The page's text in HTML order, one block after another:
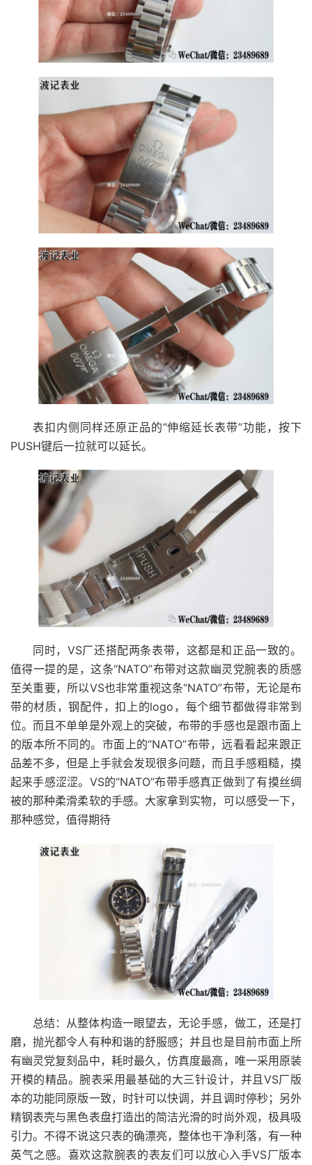
表扣内侧同样还原正品的“伸缩延长表带”功能，按下
PUSH键后一拉就可以延长。
同时，VS厂还搭配两条表带，这都是和正品一致的。
值得一提的是，这条“NATO”布带对这款幽灵党腕表的质感
至关重要，所以VS也非常重视这条“NATO”布带，无论是布
带的材质，钢配件，扣上的logo，每个细节都做得非常到
位。而且不单单是外观上的突破，布带的手感也是跟市面上
的版本所不同的。市面上的“NATO”布带，远看看起来跟正
品差不多，但是上手就会发现很多问题，而且手感粗糙，摸
起来手感涩涩。VS的“NATO”布带手感真正做到了有摸丝绸
被的那种柔滑柔软的手感。大家拿到实物，可以感受一下，
那种感觉，值得期待
总结：从整体构造一眼望去，无论手感，做工，还是打
磨，抛光都令人有种和谐的舒服感；并且也是目前市面上所
有幽灵党复刻品中，耗时最久，仿真度最高，唯一采用原装
开模的精品。腕表采用最基础的大三针设计，并且VS厂版
本的功能同原版一致，时针可以快调，并且调时停秒；另外
精钢表壳与黑色表盘打造出的简洁光滑的时尚外观，极具吸
引力。不得不说这只表的确漂亮，整体也干净利落，有一种
英气之感。喜欢这款腕表的表友们可以放心入手VS厂版本